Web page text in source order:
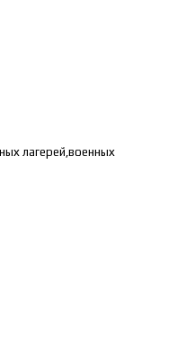
лагерей,военных